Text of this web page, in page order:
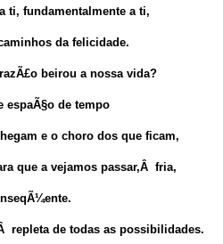
ti, fundamentalmente a ti,
da felicidade.
beirou a nossa vida?
espaÃ§o de tempo
e o choro dos que ficam,
que a vejamos passar,Â fria,
repleta de todas as possibilidades.